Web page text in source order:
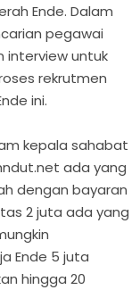
Ende. Dalam
pegawai
interview untuk
rekrutmen
ini.
kepala sahabat
ada yang
dengan bayaran
2 juta ada yang
Ende 5 juta
hingga 20